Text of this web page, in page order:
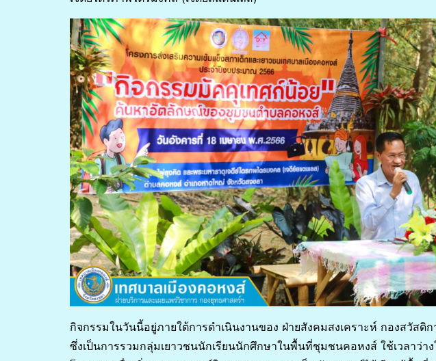
กิจกรรมในวันนี้อยู่ภายใต้การดำเนินงานของ ฝ่ายสังคมสงเคราะห์ กองสวัสดิ
ซึ่งเป็นการรวมกลุ่มเยาวชนนักเรียนนักศึกษาในพื้นที่ชุมชนคอหงส์ ใช้เวลาว่าง